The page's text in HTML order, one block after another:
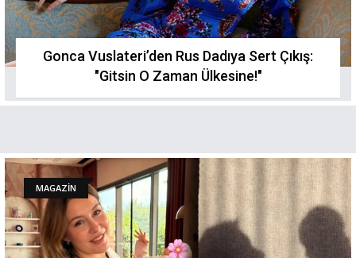
Gonca Vuslateri’den Rus Dadıya Sert Çıkış:
"Gitsin O Zaman Ülkesine!"
MAGAZİN